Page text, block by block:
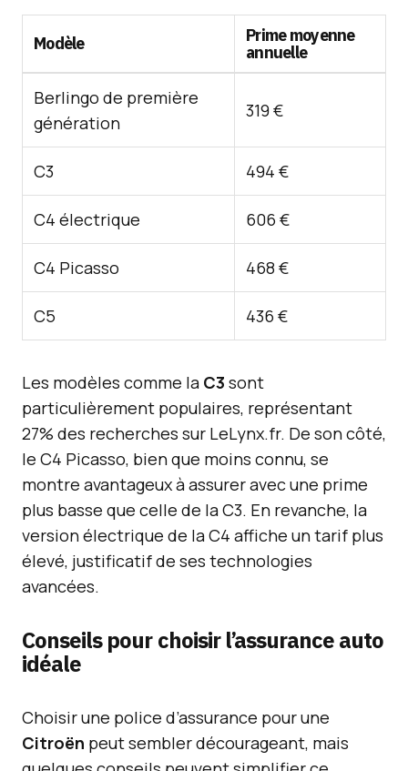
Modèle
Prime moyenne
annuelle
Berlingo de première
génération
319 €
C3 494 €
C4 électrique 606 €
C4 Picasso 468 €
C5 436 €
Les modèles comme la C3 sont
particulièrement populaires, représentant
27% des recherches sur LeLynx.fr. De son côté,
le C4 Picasso, bien que moins connu, se
montre avantageux à assurer avec une prime
plus basse que celle de la C3. En revanche, la
version électrique de la C4 affiche un tarif plus
élevé, justificatif de ses technologies
avancées.
Conseils pour choisir l’assurance auto
idéale
Choisir une police d’assurance pour une
Citroën peut sembler décourageant, mais